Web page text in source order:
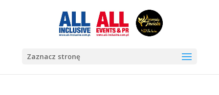
Zaznacz stronę